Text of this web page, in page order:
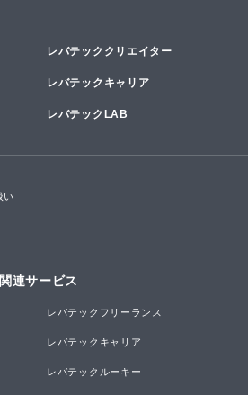
レバテッククリエイター
レバテックキャリア
レバテックLAB
い
連サービス
レバテックフリーランス
レバテックキャリア
レバテックルーキー